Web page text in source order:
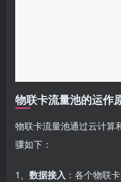
物联卡流量池的运作
物联卡流量池通过云计算
骤如下：
1、 数据接入 ：各个物联